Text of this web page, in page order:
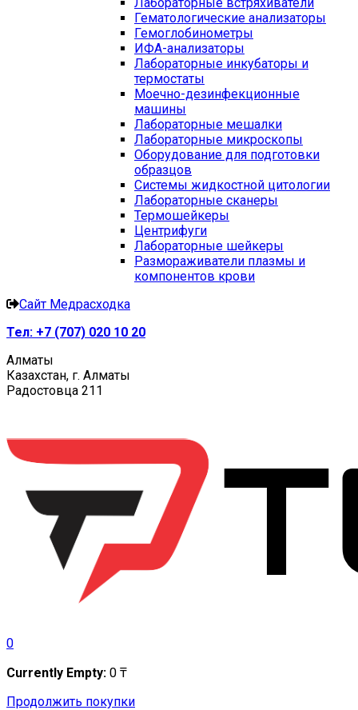
Гематологические анализаторы
Гемоглобинометры
ИФА-анализаторы
Лабораторные инкубаторы и
термостаты
Моечно-дезинфекционные
машины
Лабораторные мешалки
Лабораторные микроскопы
Оборудование для подготовки
образцов
Системы жидкостной цитологии
Лабораторные сканеры
Термошейкеры
Центрифуги
Лабораторные шейкеры
Размораживатели плазмы и
компонентов крови
Сайт Медрасходка
Тел: +7 (707) 020 10 20
Алматы
Казахстан, г. Алматы
Радостовца 211
0
Currently Empty: 0 ₸
Продолжить покупки